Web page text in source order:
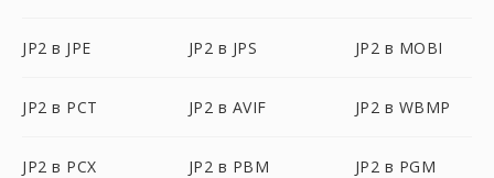
JP2 в JPE JP2 в JPS JP2 в MOBI
JP2 в PCT JP2 в AVIF JP2 в WBMP
JP2 в PCX JP2 в PBM JP2 в PGM